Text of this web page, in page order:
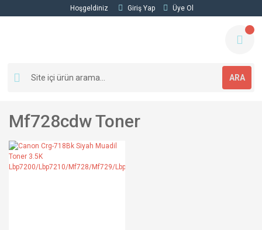
Hoşgeldiniz Giriş Yap Üye Ol
ARA
Mf728cdw Toner